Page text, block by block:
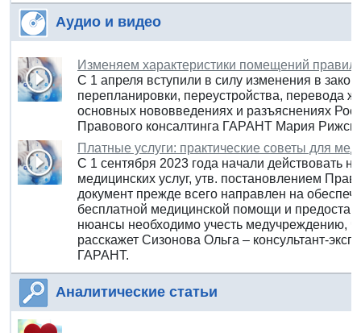
Аудио и видео
Изменяем характеристики помещений
С 1 апреля вступили в силу изменения в
перепланировки, переустройства,
основных нововведениях и разъяснениях
Правового консалтинга ГАРАНТ Мария
Платные услуги: практические советы для
С 1 сентября 2023 года начали действовать
медицинских услуг, утв. постановлением
документ прежде всего направлен на
бесплатной медицинской помощи и
нюансы необходимо учесть медучреждению,
расскажет Сизонова Ольга – консультант-
ГАРАНТ.
Аналитические статьи